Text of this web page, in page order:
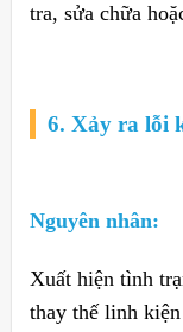
tra, sửa chữa
6. Xảy ra lỗi
Nguyên nhân:
Xuất hiện tình
thay thế linh